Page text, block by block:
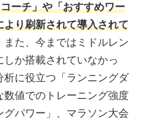
ーチ」や「おすすめワー
り刷新されて導入されて
た、今まではミドルレン
か搭載されていなかっ
に役立つ「ランニングダ
値でのトレーニング強度
パワー」、マラソン大会